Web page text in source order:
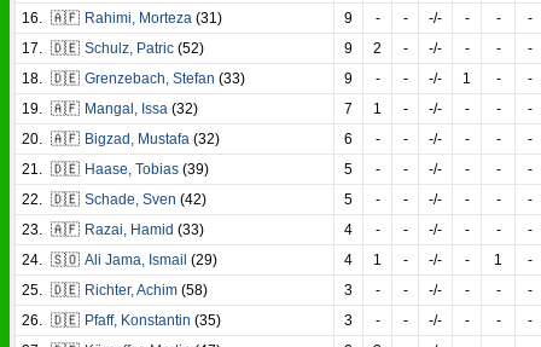
16. 🇦🇫 Rahimi, Morteza (31) 9 - - -/- - -
-
17. 🇩🇪 Schulz, Patric (52) 9 2 - -/- - -
-
18. 🇩🇪 Grenzebach, Stefan (33) 9 - - -/- 1 -
-
19. 🇦🇫 Mangal , Issa (32) 7 1 - -/- - -
-
20. 🇦🇫 Bigzad , Mustafa (32) 6 - - -/- - -
-
21. 🇩🇪 Haase, Tobias (39) 5 - - -/- - -
-
22. 🇩🇪 Schade, Sven (42) 5 - - -/- - -
-
23. 🇦🇫 Razai, Hamid (33) 4 - - -/- - -
-
24. 🇸🇴 Ali Jama, Ismail (29) 4 1 - -/- - 1
-
25. 🇩🇪 Richter,Achim (58) 3 - - -/- - -
-
26. 🇩🇪 Pfaff, Konstantin (35) 3 - - -/- - -
-